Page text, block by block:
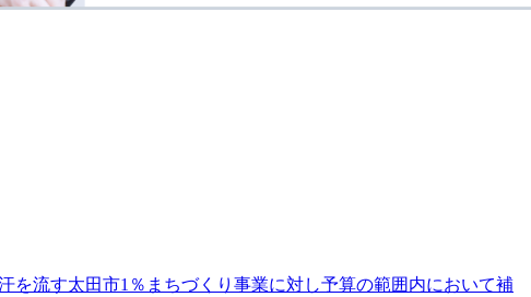
流す太田市1％まちづくり事業に対し予算の範囲内において補